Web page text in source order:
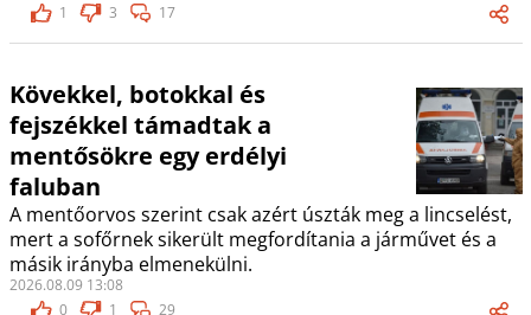
1
3 17
Kövekkel, botokkal és
fejszékkel támadtak a
mentősökre egy erdélyi
faluban
A mentőorvos szerint csak azért úszták meg a lincselést,
mert a sofőrnek sikerült megfordítania a járművet és a
másik irányba elmenekülni.
2026.08.09 13:08
0
1 29